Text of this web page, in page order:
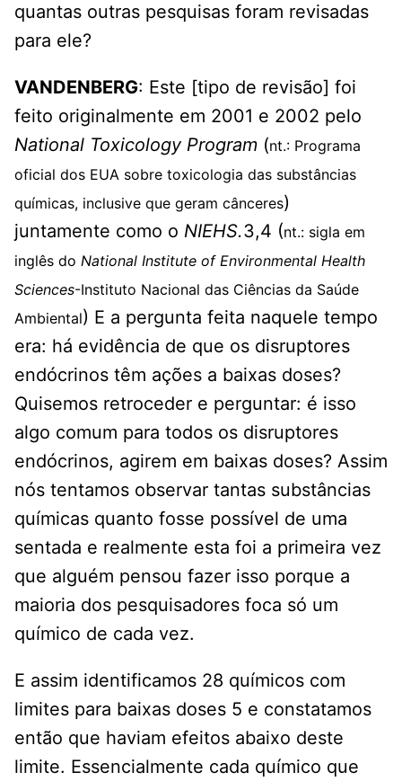
quantas outras pesquisas foram revisadas
para ele?
VANDENBERG: Este [tipo de revisão] foi
feito originalmente em 2001 e 2002 pelo
National Toxicology Program (nt.: Programa
oficial dos EUA sobre toxicologia das substâncias
químicas, inclusive que geram cânceres)
juntamente como o NIEHS.3,4 (nt.: sigla em
inglês do National Institute of Environmental Health
Sciences-Instituto Nacional das Ciências da Saúde
Ambiental) E a pergunta feita naquele tempo
era: há evidência de que os disruptores
endócrinos têm ações a baixas doses?
Quisemos retroceder e perguntar: é isso
algo comum para todos os disruptores
endócrinos, agirem em baixas doses? Assim
nós tentamos observar tantas substâncias
químicas quanto fosse possível de uma
sentada e realmente esta foi a primeira vez
que alguém pensou fazer isso porque a
maioria dos pesquisadores foca só um
químico de cada vez.
E assim identificamos 28 químicos com
limites para baixas doses 5 e constatamos
então que haviam efeitos abaixo deste
limite. Essencialmente cada químico que